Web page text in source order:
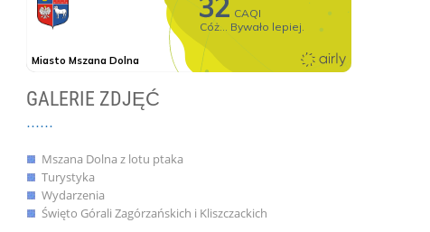
GALERIE ZDJĘĆ
Mszana Dolna z lotu ptaka
Turystyka
Wydarzenia
Święto Górali Zagórzańskich i Kliszczackich